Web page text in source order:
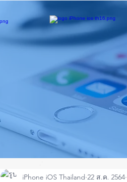
iPhone iOS Thailand 22 ส.ค. 2564